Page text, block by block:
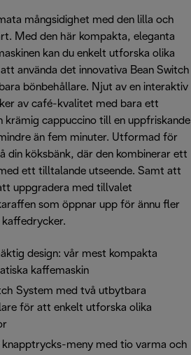
mångsidighet med den lilla och
Med den här kompakta, eleganta
kan du enkelt utforska olika
använda det innovativa Bean Switch
bönbehållare. Njut av en interaktiv
av café-kvalitet med bara ett
krämig cappuccino till en uppfriskande
än fem minuter. Utformad för
din köksbänk, där den kombinerar ett
ett tilltalande utseende. Samt att
uppgradera med tillvalet
som öppnar upp för ännu fler
design: vår mest kompakta
kaffemaskin
System med två utbytbara
för att enkelt utforska olika
knapptrycks-meny med tio varma och